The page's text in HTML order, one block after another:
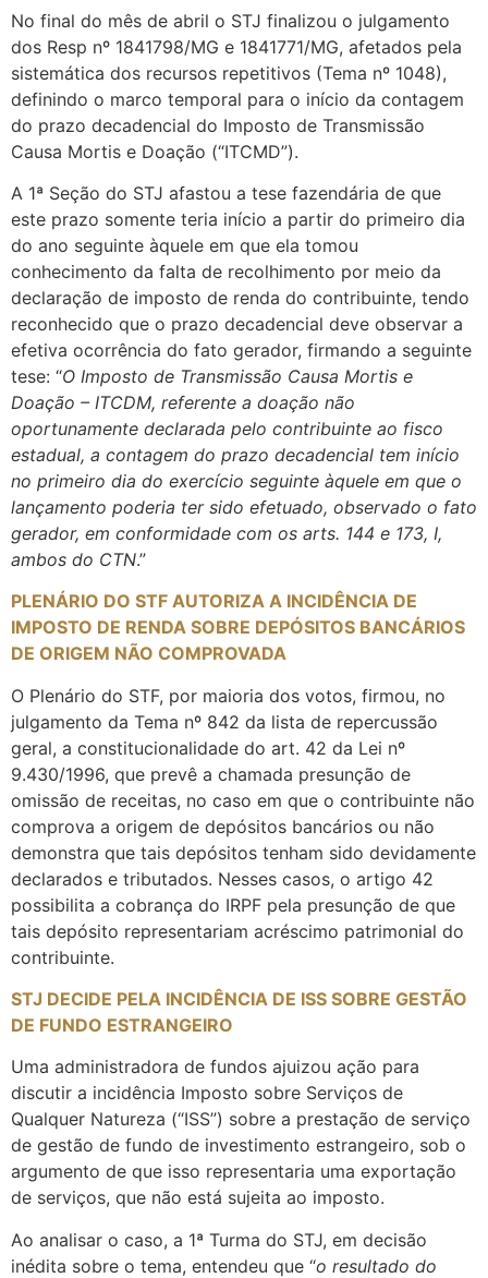
No final do mês de abril o STJ finalizou o julgamento
dos Resp nº 1841798/MG e 1841771/MG, afetados pela
sistemática dos recursos repetitivos (Tema nº 1048),
definindo o marco temporal para o início da contagem
do prazo decadencial do Imposto de Transmissão
Causa Mortis e Doação (“ITCMD”).
A 1ª Seção do STJ afastou a tese fazendária de que
este prazo somente teria início a partir do primeiro dia
do ano seguinte àquele em que ela tomou
conhecimento da falta de recolhimento por meio da
declaração de imposto de renda do contribuinte, tendo
reconhecido que o prazo decadencial deve observar a
efetiva ocorrência do fato gerador, firmando a seguinte
tese: “O Imposto de Transmissão Causa Mortis e
Doação – ITCDM, referente a doação não
oportunamente declarada pelo contribuinte ao fisco
estadual, a contagem do prazo decadencial tem início
no primeiro dia do exercício seguinte àquele em que o
lançamento poderia ter sido efetuado, observado o fato
gerador, em conformidade com os arts. 144 e 173, I,
ambos do CTN.”
PLENÁRIO DO STF AUTORIZA A INCIDÊNCIA DE
IMPOSTO DE RENDA SOBRE DEPÓSITOS BANCÁRIOS
DE ORIGEM NÃO COMPROVADA
O Plenário do STF, por maioria dos votos, firmou, no
julgamento da Tema nº 842 da lista de repercussão
geral, a constitucionalidade do art. 42 da Lei nº
9.430/1996, que prevê a chamada presunção de
omissão de receitas, no caso em que o contribuinte não
comprova a origem de depósitos bancários ou não
demonstra que tais depósitos tenham sido devidamente
declarados e tributados. Nesses casos, o artigo 42
possibilita a cobrança do IRPF pela presunção de que
tais depósito representariam acréscimo patrimonial do
contribuinte.
STJ DECIDE PELA INCIDÊNCIA DE ISS SOBRE GESTÃO
DE FUNDO ESTRANGEIRO
Uma administradora de fundos ajuizou ação para
discutir a incidência Imposto sobre Serviços de
Qualquer Natureza (“ISS”) sobre a prestação de serviço
de gestão de fundo de investimento estrangeiro, sob o
argumento de que isso representaria uma exportação
de serviços, que não está sujeita ao imposto.
Ao analisar o caso, a 1ª Turma do STJ, em decisão
inédita sobre o tema, entendeu que “o resultado do